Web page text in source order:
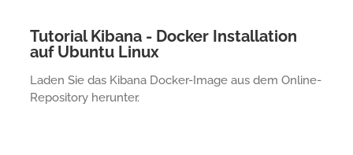
Tutorial Kibana - Docker Installation
auf Ubuntu Linux
Laden Sie das Kibana Docker-Image aus dem Online-
Repository herunter.